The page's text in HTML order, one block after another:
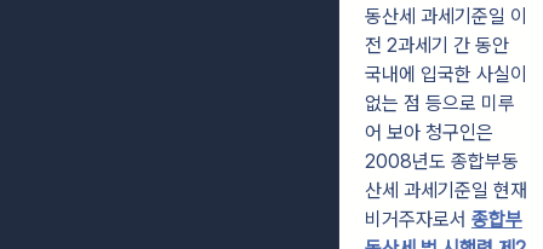
동산세 과세기준일 이
전 2과세기 간 동안
국내에 입국한 사실이
없는 점 등으로 미루
어 보아 청구인은
2008년도 종합부동
산세 과세기준일 현재
비거주자로서 종합부